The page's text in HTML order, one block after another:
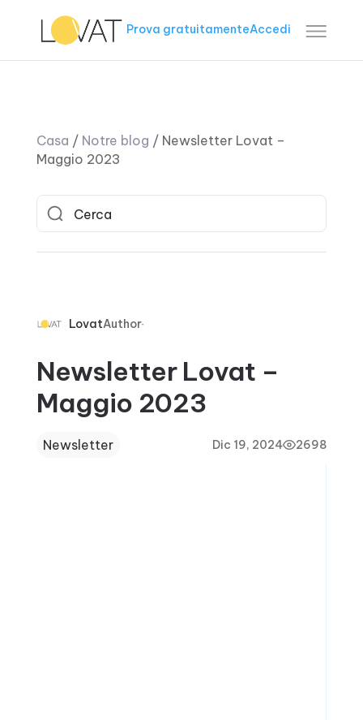
Prova gratuitamenteAccedi
Casa / Notre blog / Newsletter Lovat –
Maggio 2023
LovatAuthor
Newsletter Lovat –
Maggio 2023
Newsletter Dic 19, 2024 2698